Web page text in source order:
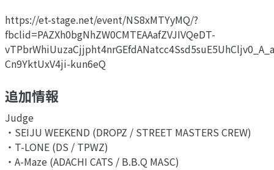
https://et-stage.net/event/NS8xMTYyMQ/?
fbclid=PAZXh0bgNhZW0CMTEAAafZVJIVQeDT-
Cn9YktUxV4ji-kun6eQ
追加情報
Judge
・SEIJU WEEKEND (DROPZ / STREET MASTERS CREW)
・T-LONE (DS / TPWZ)
・A-Maze (ADACHI CATS / B.B.Q MASC)